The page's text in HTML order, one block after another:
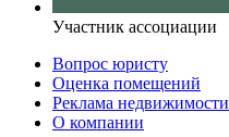
Участник ассоциации
Вопрос юристу
Оценка помещений
Реклама недвижимости
О компании